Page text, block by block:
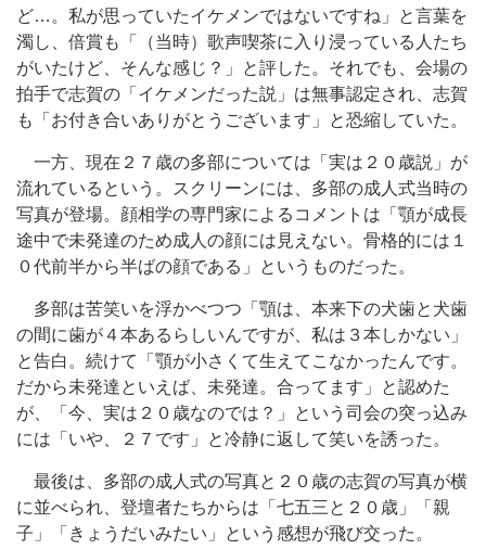
ど…。私が思っていたイケメンではないですね」と言葉を
濁し、倍賞も「（当時）歌声喫茶に入り浸っている人たち
がいたけど、そんな感じ？」と評した。それでも、会場の
拍手で志賀の「イケメンだった説」は無事認定され、志賀
も「お付き合いありがとうございます」と恐縮していた。
一方、現在２７歳の多部については「実は２０歳説」が
流れているという。スクリーンには、多部の成人式当時の
写真が登場。顔相学の専門家によるコメントは「顎が成長
途中で未発達のため成人の顔には見えない。骨格的には１
０代前半から半ばの顔である」というものだった。
多部は苦笑いを浮かべつつ「顎は、本来下の犬歯と犬歯
の間に歯が４本あるらしいんですが、私は３本しかない」
と告白。続けて「顎が小さくて生えてこなかったんです。
だから未発達といえば、未発達。合ってます」と認めた
が、「今、実は２０歳なのでは？」という司会の突っ込み
には「いや、２７です」と冷静に返して笑いを誘った。
最後は、多部の成人式の写真と２０歳の志賀の写真が横
に並べられ、登壇者たちからは「七五三と２０歳」「親
子」「きょうだいみたい」という感想が飛び交った。